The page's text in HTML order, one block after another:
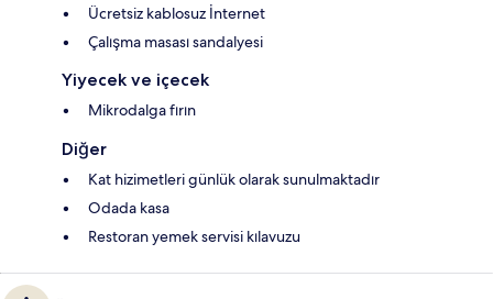
Ücretsiz kablosuz İnternet
Çalışma masası sandalyesi
Yiyecek ve içecek
Mikrodalga fırın
Diğer
Kat hizimetleri günlük olarak sunulmaktadır
Odada kasa
Restoran yemek servisi kılavuzu